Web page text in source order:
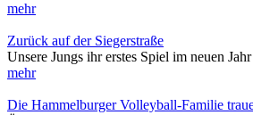
mehr
Zurück auf der Siegerstraße
Unsere Jungs ihr erstes Spiel im neuen
mehr
Die Hammelburger Volleyball-Familie